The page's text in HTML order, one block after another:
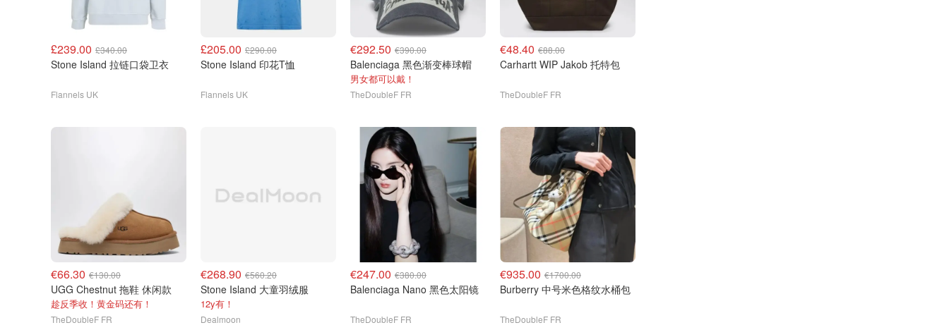
£239.00 £340.00
Stone Island 拉链口袋卫衣
Flannels UK
£205.00 £290.00
Stone Island 印花T恤
Flannels UK
€292.50 €390.00
Balenciaga 黑色渐变棒球帽
男女都可以戴！
TheDoubleF FR
€48.40 €88.00
Carhartt WIP Jakob 托特包
TheDoubleF FR
€66.30 €130.00
UGG Chestnut 拖鞋 休闲款
趁反季收！黄金码还有！
TheDoubleF FR
€268.90 €560.20
Stone Island 大童羽绒服
12y有！
Dealmoon
€247.00 €380.00
Balenciaga Nano 黑色太阳镜
TheDoubleF FR
€935.00 €1700.00
Burberry 中号米色格纹水桶包
TheDoubleF FR